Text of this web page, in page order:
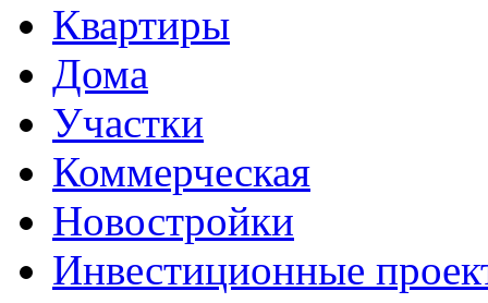
Квартиры
Дома
Участки
Коммерческая
Новостройки
Инвестиционные